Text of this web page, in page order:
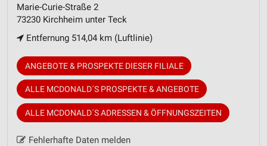
Marie-Curie-Straße 2
73230 Kirchheim unter Teck
Entfernung 514,04 km (Luftlinie)
ANGEBOTE & PROSPEKTE DIESER FILIALE
ALLE MCDONALD´S PROSPEKTE & ANGEBOTE
ALLE MCDONALD´S ADRESSEN & ÖFFNUNGSZEITEN
Fehlerhafte Daten melden